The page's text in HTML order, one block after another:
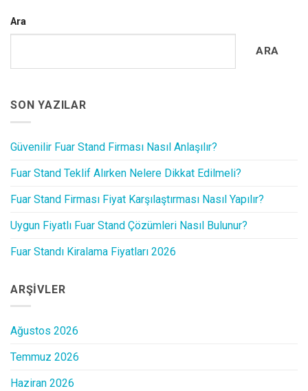
Ara
ARA
SON YAZILAR
Güvenilir Fuar Stand Firması Nasıl Anlaşılır?
Fuar Stand Teklif Alırken Nelere Dikkat Edilmeli?
Fuar Stand Firması Fiyat Karşılaştırması Nasıl Yapılır?
Uygun Fiyatlı Fuar Stand Çözümleri Nasıl Bulunur?
Fuar Standı Kiralama Fiyatları 2026
ARŞIVLER
Ağustos 2026
Temmuz 2026
Haziran 2026